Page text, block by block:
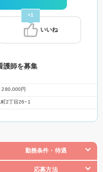
護師を募集
+1
いいね
280,000円
2丁目26−1
勤務条件・待遇
応募方法